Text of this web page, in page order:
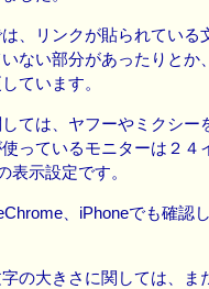
、リンクが貼られている
ない部分があったりとか
ています。
ては、ヤフーやミクシー
っているモニターは２４
表示設定です。
、iPhoneでも確認
の大きさに関しては、ま